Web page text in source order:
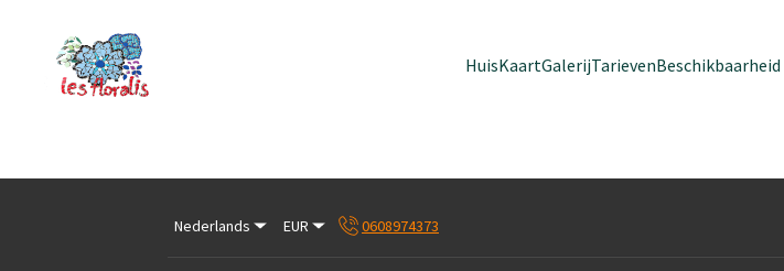
HuisKaartGalerijTarievenBeschikbaarheid
Nederlands EUR 0608974373